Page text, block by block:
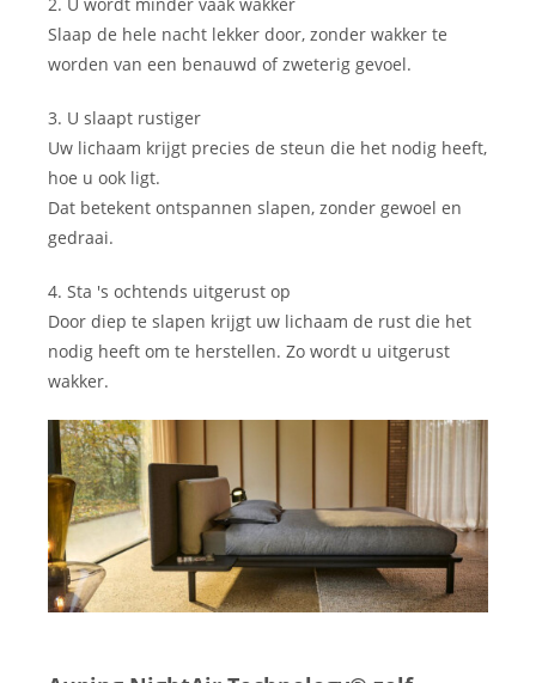
Slaap de hele nacht lekker door, zonder wakker te
worden van een benauwd of zweterig gevoel.
3. U slaapt rustiger
Uw lichaam krijgt precies de steun die het nodig heeft,
hoe u ook ligt.
Dat betekent ontspannen slapen, zonder gewoel en
gedraai.
4. Sta 's ochtends uitgerust op
Door diep te slapen krijgt uw lichaam de rust die het
nodig heeft om te herstellen. Zo wordt u uitgerust
wakker.